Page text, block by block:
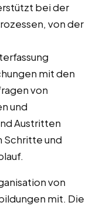
bei der
von der
mit den
von
und
Austritten
Schritte und
von
mit. Die